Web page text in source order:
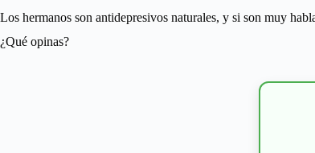
Los hermanos son antidepresivos naturales, y si son muy
¿Qué opinas?